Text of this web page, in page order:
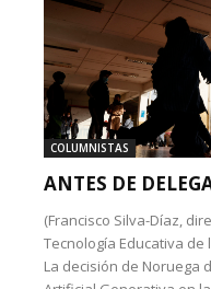
COLUMNISTAS
ANTES DE
(Francisco Silva-Díaz,
Tecnología Educativa de
La decisión de Noruega